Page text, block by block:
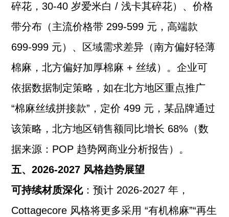
碎花，30-40 岁爱米白 / 浅卡其碎花）、价格
带分布（主流价格带 299-599 元，高端款
699-999 元）、区域需求差异（南方偏好轻薄
棉麻，北方偏好加厚棉麻 + 丝绒）。企业可
依据数据制定策略，如在北方地区重点推广
“棉麻丝绒拼接款”，定价 499 元，某品牌通过
该策略，北方地区销售额同比增长 68%（数
据来源：POP 趋势网商业分析报告）。
五、2026-2027 风格趋势展望
可持续材质深化：预计 2026-2027 年，
Cottagecore 风格将更多采用 “有机棉麻”“再生